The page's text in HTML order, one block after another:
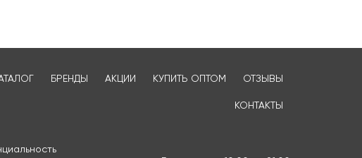
БРЕНДЫ АКЦИИ КУПИТЬ ОПТОМ ОТЗЫВЫ
КОНТАКТЫ